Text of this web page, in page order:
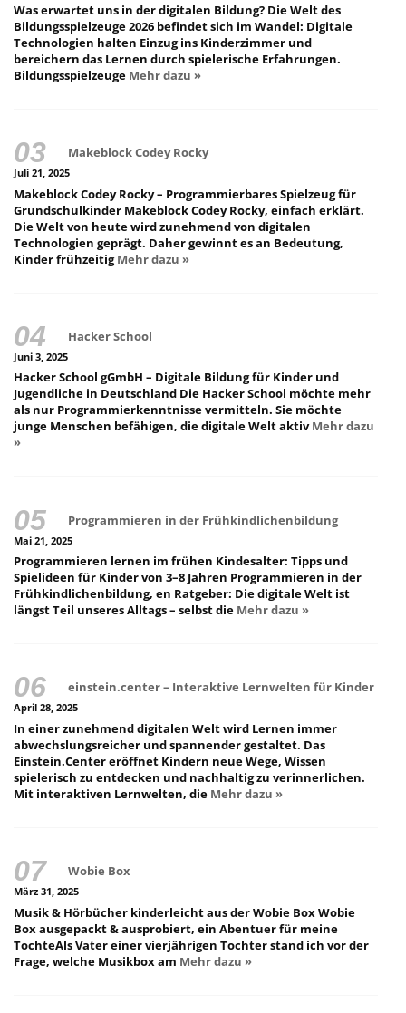
Was erwartet uns in der digitalen Bildung? Die Welt des
Bildungsspielzeuge 2026 befindet sich im Wandel: Digitale
Technologien halten Einzug ins Kinderzimmer und
bereichern das Lernen durch spielerische Erfahrungen.
Bildungsspielzeuge Mehr dazu »
Makeblock Codey Rocky
Juli 21, 2025
Makeblock Codey Rocky – Programmierbares Spielzeug für
Grundschulkinder Makeblock Codey Rocky, einfach erklärt.
Die Welt von heute wird zunehmend von digitalen
Technologien geprägt. Daher gewinnt es an Bedeutung,
Kinder frühzeitigMehr dazu »
Hacker School
Juni 3, 2025
Hacker School gGmbH – Digitale Bildung für Kinder und
Jugendliche in Deutschland Die Hacker School möchte mehr
als nur Programmierkenntnisse vermitteln. Sie möchte
junge Menschen befähigen, die digitale Welt aktivMehr dazu
»
Programmieren in der Frühkindlichenbildung
Mai 21, 2025
Programmieren lernen im frühen Kindesalter: Tipps und
Spielideen für Kinder von 3–8 Jahren Programmieren in der
Frühkindlichenbildung, en Ratgeber: Die digitale Welt ist
längst Teil unseres Alltags – selbst die Mehr dazu »
einstein.center – Interaktive Lernwelten für Kinder
April 28, 2025
In einer zunehmend digitalen Welt wird Lernen immer
abwechslungsreicher und spannender gestaltet. Das
Einstein.Center eröffnet Kindern neue Wege, Wissen
spielerisch zu entdecken und nachhaltig zu verinnerlichen.
Mit interaktiven Lernwelten, die Mehr dazu »
Wobie Box
März 31, 2025
Musik & Hörbücher kinderleicht aus der Wobie Box Wobie
Box ausgepackt & ausprobiert, ein Abentuer für meine
TochteAls Vater einer vierjährigen Tochter stand ich vor der
Frage, welche Musikbox am Mehr dazu »